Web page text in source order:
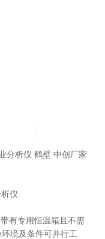
分析仪 鹤壁 中创厂家
仪
有专用恒温箱且不需
境及条件可并行工